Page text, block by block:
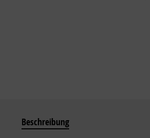
Beschreibung